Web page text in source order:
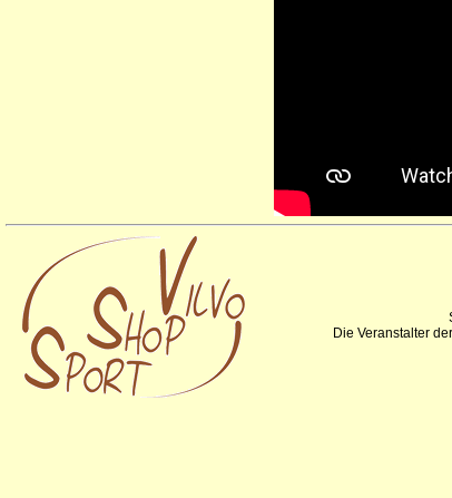
Die Veranstalter